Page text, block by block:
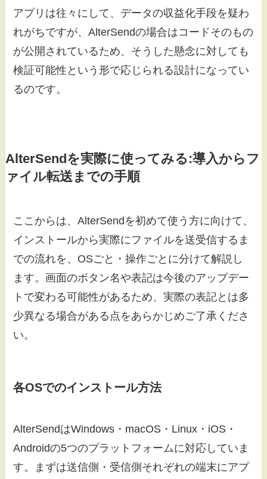
アプリは往々にして、データの収益化手段を疑わ
れがちですが、AlterSendの場合はコードそのもの
が公開されているため、そうした懸念に対しても
検証可能性という形で応じられる設計になってい
るのです。
AlterSendを実際に使ってみる:導入からフ
ァイル転送までの手順
ここからは、AlterSendを初めて使う方に向けて、
インストールから実際にファイルを送受信するま
での流れを、OSごと・操作ごとに分けて解説し
ます。画面のボタン名や表記は今後のアップデー
トで変わる可能性があるため、実際の表記とは多
少異なる場合がある点をあらかじめご了承くださ
い。
各OSでのインストール方法
AlterSendはWindows・macOS・Linux・iOS・
Androidの5つのプラットフォームに対応していま
す。まずは送信側・受信側それぞれの端末にアプ